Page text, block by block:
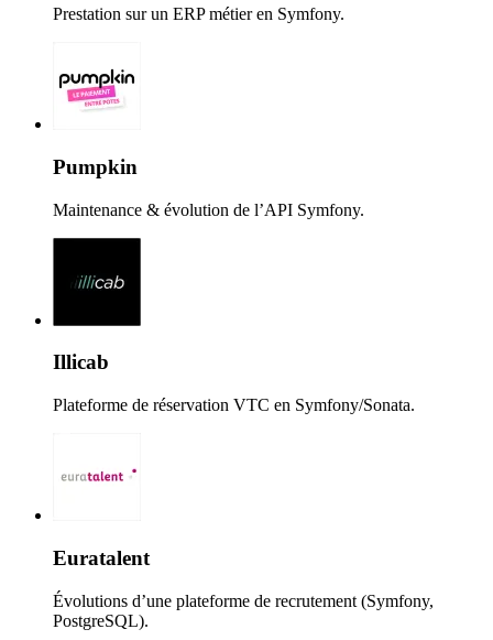
Prestation sur un ERP métier en Symfony.
Pumpkin
Maintenance & évolution de l’API Symfony.
Illicab
Plateforme de réservation VTC en Symfony/Sonata.
Euratalent
Évolutions d’une plateforme de recrutement (Symfony,
PostgreSQL).